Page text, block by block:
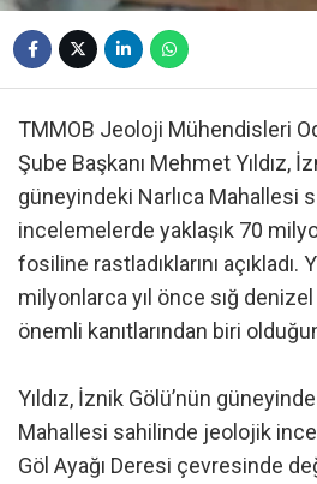
TMMOB Jeoloji Mühendisleri
Şube Başkanı Mehmet Yıldız,
güneyindeki Narlıca Mahallesi
incelemelerde yaklaşık 70
fosiline rastladıklarını açıkladı.
milyonlarca yıl önce sığ
önemli kanıtlarından biri
Yıldız, İznik Gölü’nün
Mahallesi sahilinde jeolojik
Göl Ayağı Deresi çevresinde